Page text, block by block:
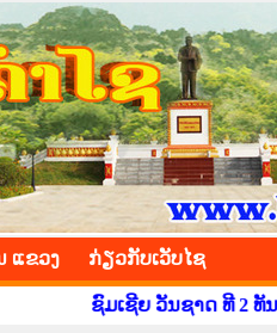
ແຂວງ ​ກ່ຽວ​ກັບ​ເວັບ​ໄຊ
ຊົມເຊີຍ ວັນຊາດ ທີ 2 ທັນວາ ຄົ